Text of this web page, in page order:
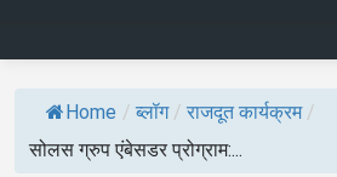
Home / ब्लॉग / राजदूत कार्यक्रम /
सोलस ग्रुप एंबेसडर प्रोग्राम:...